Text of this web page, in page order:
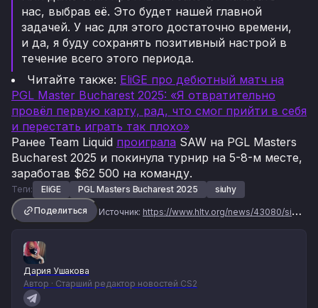
нас, выбрав её. Это будет нашей главной
задачей. У нас для этого достаточно времени,
и да, я буду сохранять позитивный настрой в
течение всего этого периода.
Читайте также: EliGE про дебютный матч на
PGL Master Bucharest 2025: «Я отвратительно
провёл первую карту, рад, что смог прийти в себя
и перестать играть так плохо»
Ранее Team Liquid проиграла SAW на PGL Masters
Bucharest 2025 и покинула турнир на 5-8-м месте,
заработав $62 500 на команду.
Теги: EliGE PGL Masters Bucharest 2025
siuhy
Поделиться
Источник: https://www.hltv.org/news/43080/siuhy-we-are-still-yet-to-fully-go-in-depth-in-practice-with-elige
Дария Ушакова
Автор · Старший редактор новостей CS2